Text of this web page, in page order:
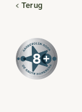
Terug